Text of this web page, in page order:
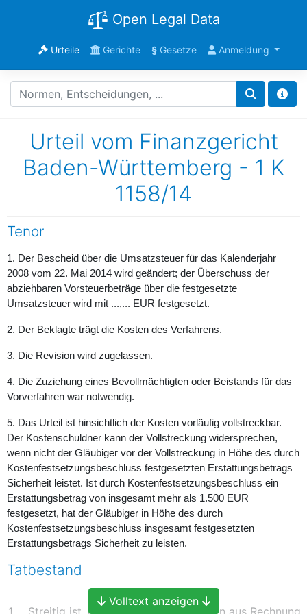
Open Legal Data
Urteile Gerichte §Gesetze Anmeldung
Urteil vom Finanzgericht
Baden-Württemberg - 1 K
1158/14
Tenor
1. Der Bescheid über die Umsatzsteuer für das Kalenderjahr
2008 vom 22. Mai 2014 wird geändert; der Überschuss der
abziehbaren Vorsteuerbeträge über die festgesetzte
Umsatzsteuer wird mit ...,... EUR festgesetzt.
2. Der Beklagte trägt die Kosten des Verfahrens.
3. Die Revision wird zugelassen.
4. Die Zuziehung eines Bevollmächtigten oder Beistands für das
Vorverfahren war notwendig.
5. Das Urteil ist hinsichtlich der Kosten vorläufig vollstreckbar.
Der Kostenschuldner kann der Vollstreckung widersprechen,
wenn nicht der Gläubiger vor der Vollstreckung in Höhe des durch
Kostenfestsetzungsbeschluss festgesetzten Erstattungsbetrags
Sicherheit leistet. Ist durch Kostenfestsetzungsbeschluss ein
Erstattungsbetrag von insgesamt mehr als 1.500 EUR
festgesetzt, hat der Gläubiger in Höhe des durch
Kostenfestsetzungsbeschluss insgesamt festgesetzten
Erstattungsbetrags Sicherheit zu leisten.
Tatbestand
1
Streitig ist, ob die Klägerin Vorsteuern aus
Volltext anzeigen